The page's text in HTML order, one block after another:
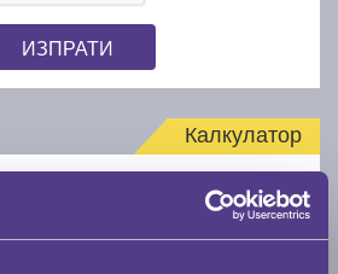
ИЗПРАТИ
Калкулатор